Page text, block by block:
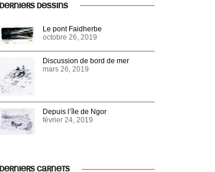
DERNIERS DESSINS
Le pont Faidherbe
octobre 26, 2019
Discussion de bord de mer
mars 26, 2019
Depuis l’île de Ngor
février 24, 2019
DERNIERS CARNETS